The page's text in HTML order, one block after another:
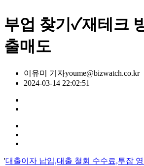
부업 찾기✓재테크
출매도
이유미 기자youme@bizwatch.co.kr
2024-03-14 22:02:51
'대출이자 납입,대출 철회 수수료,투잡